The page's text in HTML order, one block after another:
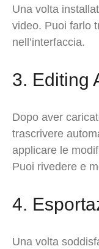
Una volta
video. Puoi farlo
nell’interfaccia.
3. Editing
Dopo aver
trascrivere
applicare le
Puoi rivedere e
4.
Una volta